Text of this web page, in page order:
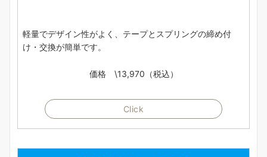
軽量でデザイン性がよく、テープとスプリングの締め付
け・交換が簡単です。
価格 \13,970（税込）
Click